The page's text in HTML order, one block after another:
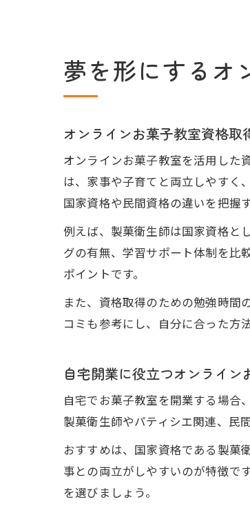
夢を形にするオ
オンラインお菓子教室資格
オンラインお菓子教室を活用した
は、家事や子育てと両立しやすく
国家資格や民間資格の違いを把握
例えば、製菓衛生師は国家資格と
グの有無、学習サポート体制を比
ポイントです。
また、資格取得のための勉強時間
コミも参考にし、自分に合った方
自宅開業に役立つオンライ
自宅でお菓子教室を開業する場合
製菓衛生師やパティシエ関連、民
おすすめは、国家資格である製菓
事との両立がしやすいのが特徴で
を選びましょう。